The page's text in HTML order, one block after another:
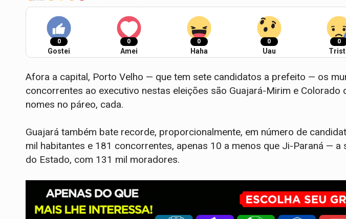
0
Gostei
0
Amei
0
Haha
0
Uau
0
Afora a capital, Porto Velho — que tem sete candidatos a prefeito — os
concorrentes ao executivo nestas eleições são Guajará-Mirim e Colorado
nomes no páreo, cada.
Guajará também bate recorde, proporcionalmente, em número de
mil habitantes e 181 concorrentes, apenas 10 a menos que Ji-Paraná — a
do Estado, com 131 mil moradores.